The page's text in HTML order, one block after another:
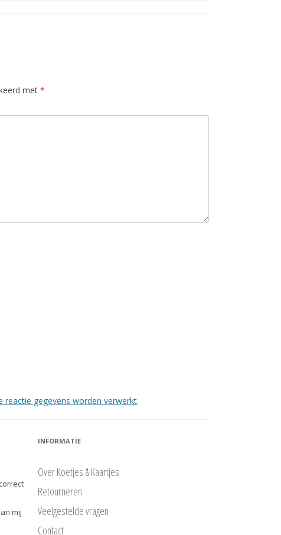
met *
reactie gegevens worden verwerkt.
mij
INFORMATIE
Over Koetjes & Kaartjes
Retourneren
Veelgestelde vragen
Contact